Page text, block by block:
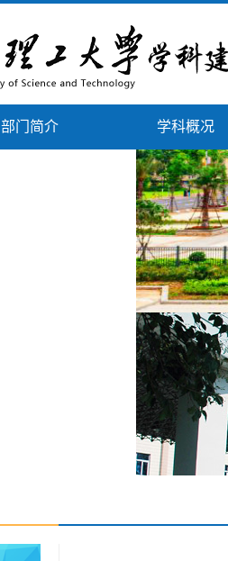
部门简介 学科概况